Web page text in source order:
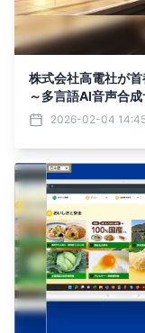
株式会社高電社が
～多言語AI音声合
2026-02-04